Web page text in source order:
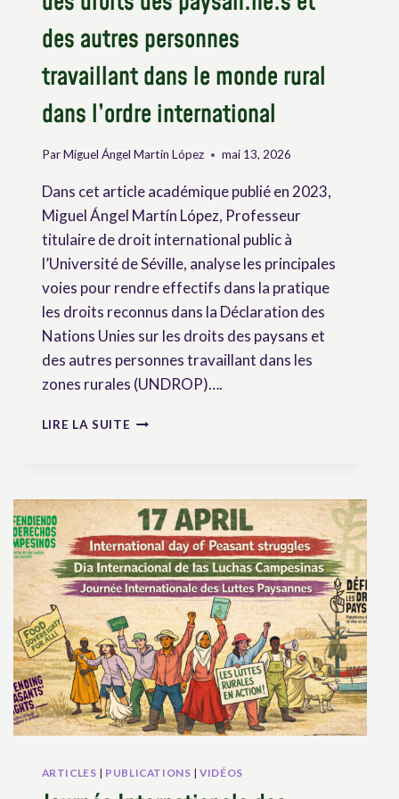
LES
DES
PAYSANS
des autres personnes
travaillant dans le monde rural
dans l’ordre international
Par Miguel Ángel Martín López mai 13, 2026
Dans cet article académique publié en 2023,
Miguel Ángel Martín López, Professeur
titulaire de droit international public à
l’Université de Séville, analyse les principales
voies pour rendre effectifs dans la pratique
les droits reconnus dans la Déclaration des
Nations Unies sur les droits des paysans et
des autres personnes travaillant dans les
zones rurales (UNDROP)….
LIRE LA SUITE PERSPECTIVES
DES
PAYSAN.NE.S
ET
DES
AUTRES
PERSONNES
TRAVAILLANT
DANS
LE
MONDE
RURAL
DANS
L’ORDRE
ARTICLES | PUBLICATIONS |VIDÉOS